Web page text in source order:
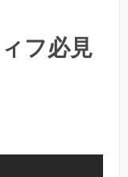
フ必見